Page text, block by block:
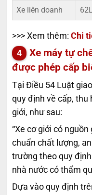
Xe liên doanh
>>> Xem thêm: Chi
Xe máy tự
được phép cấp
Tại Điều 54 Luật
quy định về cấp, thu
giới, như sau:
“Xe cơ giới có
chuẩn chất lượng,
trường theo quy
nhà nước có thẩm
Dựa vào quy định